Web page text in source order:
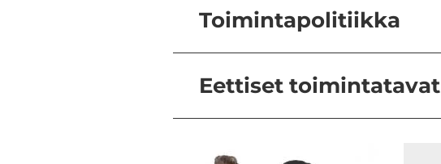
Toimintapolitiikka
Eettiset toimintatavat